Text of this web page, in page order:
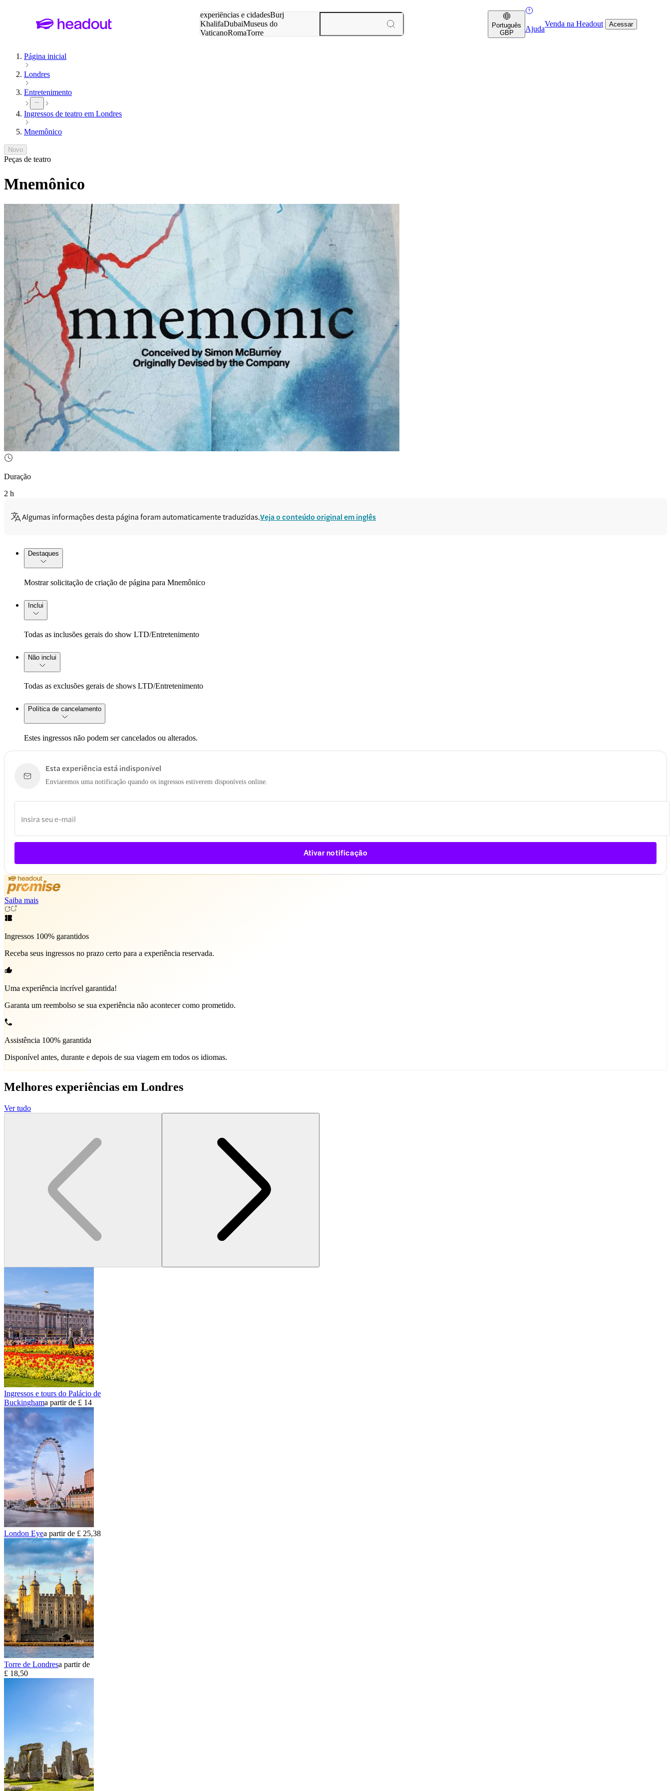
experiências e cidadesBurj
KhalifaDubaiMuseus do
VaticanoRomaTorre
Português
GBP
Ajuda
Venda na Headout Acessar
Página inicial
Londres
Entretenimento
Ingressos de teatro em Londres
Mnemônico
Novo
Peças de teatro
Mnemônico
Duração
2 h
Algumas informações desta página foram automaticamente traduzidas.Veja o conteúdo original em inglês
Destaques
Mostrar solicitação de criação de página para Mnemônico
Inclui
Todas as inclusões gerais do show LTD/Entretenimento
Não inclui
Todas as exclusões gerais de shows LTD/Entretenimento
Política de cancelamento
Estes ingressos não podem ser cancelados ou alterados.
Esta experiência está indisponível
Enviaremos uma notificação quando os ingressos estiverem disponíveis online.
Ativar notificação
Saiba mais
Ingressos 100% garantidos
Receba seus ingressos no prazo certo para a experiência reservada.
Uma experiência incrível garantida!
Garanta um reembolso se sua experiência não acontecer como prometido.
Assistência 100% garantida
Disponível antes, durante e depois de sua viagem em todos os idiomas.
Melhores experiências em Londres
Ver tudo
Ingressos e tours do Palácio de
Buckinghama partir de £ 14
London Eyea partir de £ 25,38
Torre de Londresa partir de
£ 18,50